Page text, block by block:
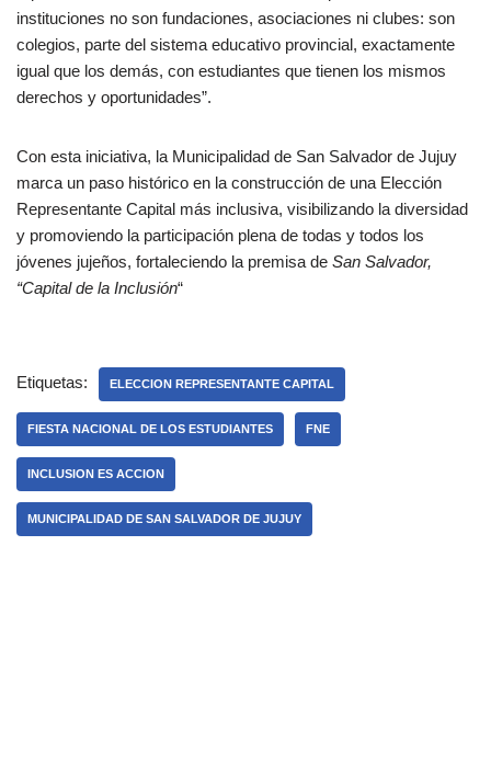
instituciones no son fundaciones, asociaciones ni clubes: son
colegios, parte del sistema educativo provincial, exactamente
igual que los demás, con estudiantes que tienen los mismos
derechos y oportunidades”.
Con esta iniciativa, la Municipalidad de San Salvador de Jujuy
marca un paso histórico en la construcción de una Elección
Representante Capital más inclusiva, visibilizando la diversidad
y promoviendo la participación plena de todas y todos los
jóvenes jujeños, fortaleciendo la premisa de San Salvador,
“Capital de la Inclusión“
Etiquetas: ELECCION REPRESENTANTE CAPITAL
FIESTA NACIONAL DE LOS ESTUDIANTES FNE
INCLUSION ES ACCION
MUNICIPALIDAD DE SAN SALVADOR DE JUJUY